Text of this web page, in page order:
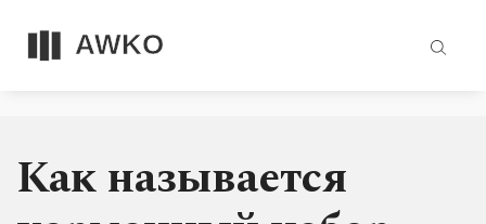
Как называется